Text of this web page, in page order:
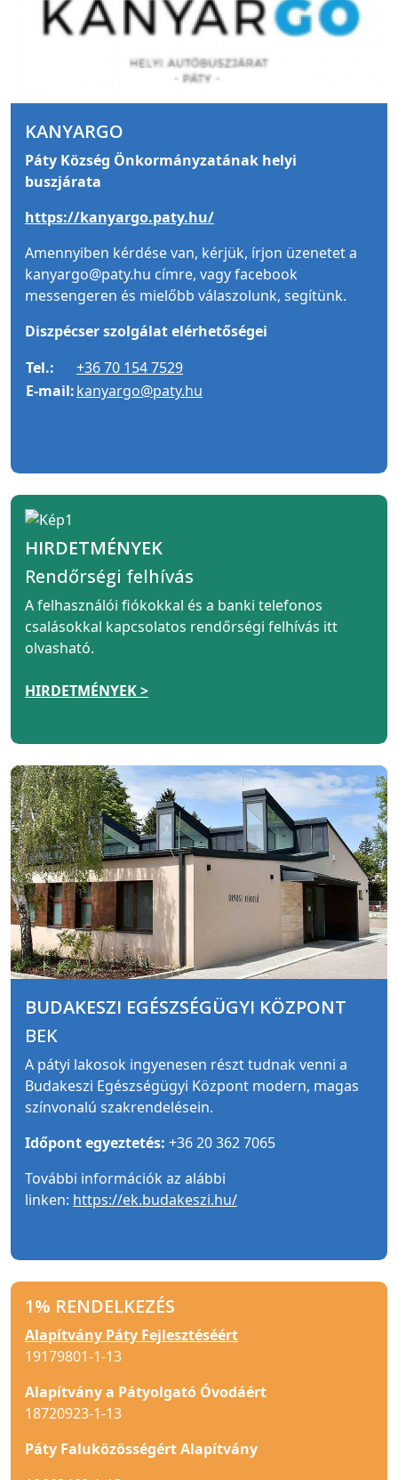
KANYARGO
Páty Község Önkormányzatának helyi
buszjárata
https://kanyargo.paty.hu/
Amennyiben kérdése van, kérjük, írjon üzenetet a
kanyargo@paty.hu címre, vagy facebook
messengeren és mielőbb válaszolunk, segítünk.
Diszpécser szolgálat elérhetőségei
Tel.:
+36 70 154 7529
E-mail:kanyargo@paty.hu
HIRDETMÉNYEK
Rendőrségi felhívás
A felhasználói fiókokkal és a banki telefonos
csalásokkal kapcsolatos rendőrségi felhívás itt
olvasható.
HIRDETMÉNYEK >
BUDAKESZI EGÉSZSÉGÜGYI KÖZPONT
BEK
A pátyi lakosok ingyenesen részt tudnak venni a
Budakeszi Egészségügyi Központ modern, magas
színvonalú szakrendelésein.
Időpont egyeztetés: +36 20 362 7065
További információk az alábbi
linken: https://ek.budakeszi.hu/
1% RENDELKEZÉS
Alapítvány Páty Fejlesztéséért
19179801-1-13
Alapítvány a Pátyolgató Óvodáért
18720923-1-13
Páty Faluközösségért Alapítvány